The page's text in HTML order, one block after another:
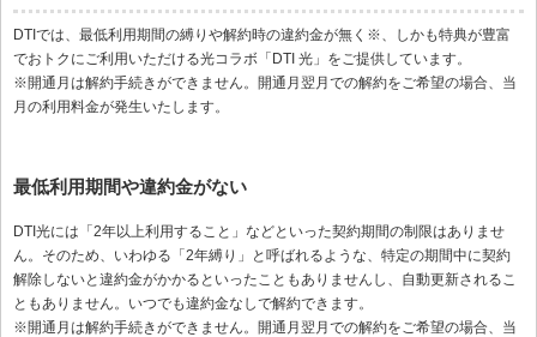
DTIでは、最低利用期間の縛りや解約時の違約金が無く※、しかも特典が豊富
でおトクにご利用いただける光コラボ「DTI 光」をご提供しています。
※開通月は解約手続きができません。開通月翌月での解約をご希望の場合、当
月の利用料金が発生いたします。
最低利用期間や違約金がない
DTI光には「2年以上利用すること」などといった契約期間の制限はありませ
ん。そのため、いわゆる「2年縛り」と呼ばれるような、特定の期間中に契約
解除しないと違約金がかかるといったこともありませんし、自動更新されるこ
ともありません。いつでも違約金なしで解約できます。
※開通月は解約手続きができません。開通月翌月での解約をご希望の場合、当